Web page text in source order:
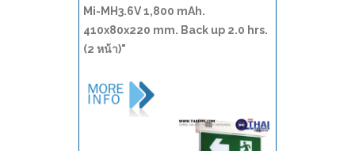
Mi-MH3.6V 1,800 mAh.
410x80x220 mm. Back up 2.0 hrs.
(2 หน้า)"